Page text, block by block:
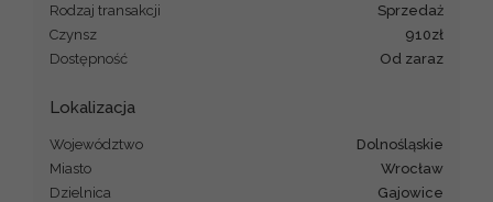
Rodzaj transakcji
sprzedaż
Czynsz
910zł
Dostępność
Od zaraz
Lokalizacja
Województwo
dolnośląskie
Miasto
Wrocław
Dzielnica
Gajowice